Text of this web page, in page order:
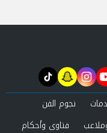
youtube
instagram
snapchat
tiktok
نجوم الفن
فتاوى وأحكام